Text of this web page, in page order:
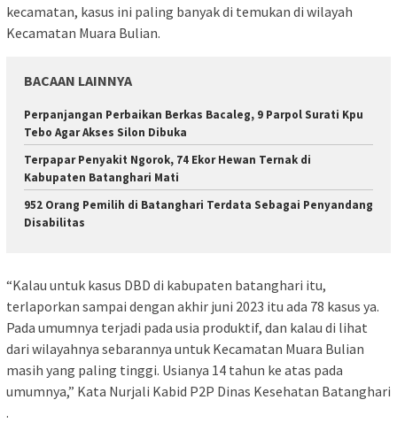
kecamatan, kasus ini paling banyak di temukan di wilayah
Kecamatan Muara Bulian.
BACAAN LAINNYA
Perpanjangan Perbaikan Berkas Bacaleg, 9 Parpol Surati Kpu
Tebo Agar Akses Silon Dibuka
Terpapar Penyakit Ngorok, 74 Ekor Hewan Ternak di
Kabupaten Batanghari Mati
952 Orang Pemilih di Batanghari Terdata Sebagai Penyandang
Disabilitas
“Kalau untuk kasus DBD di kabupaten batanghari itu,
terlaporkan sampai dengan akhir juni 2023 itu ada 78 kasus ya.
Pada umumnya terjadi pada usia produktif, dan kalau di lihat
dari wilayahnya sebarannya untuk Kecamatan Muara Bulian
masih yang paling tinggi. Usianya 14 tahun ke atas pada
umumnya,” Kata Nurjali Kabid P2P Dinas Kesehatan Batanghari
.